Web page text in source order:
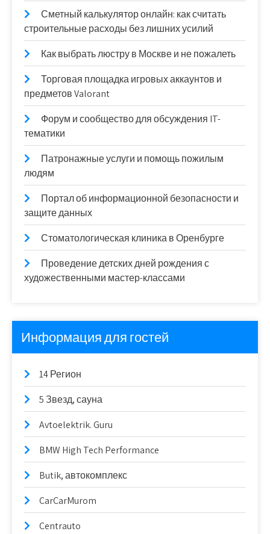
Сметный калькулятор онлайн: как считать
строительные расходы без лишних усилий
Как выбрать люстру в Москве и не пожалеть
Торговая площадка игровых аккаунтов и
предметов Valorant
Форум и сообщество для обсуждения IT-
тематики
Патронажные услуги и помощь пожилым
людям
Портал об информационной безопасности и
защите данных
Стоматологическая клиника в Оренбурге
Проведение детских дней рождения с
художественными мастер-классами
Информация для гостей
14 Регион
5 Звезд, сауна
Avtoelektrik. Guru
BMW High Tech Performance
Butik, автокомплекс
CarCarMurom
Centrauto